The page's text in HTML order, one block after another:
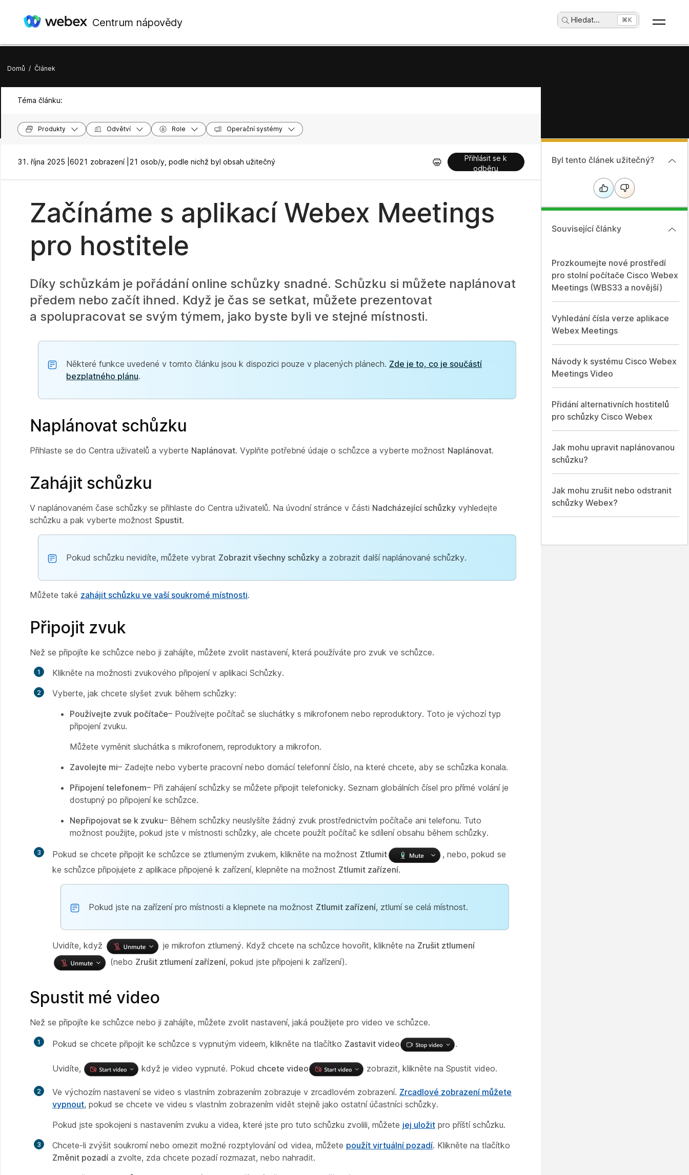
Centrum nápovědy Hledat... ⌘K
Domů / Článek
Téma článku:
Produkty Odvětví Role Operační systémy
31. října 2025 | 6021 zobrazení | 21 osob/y, podle nichž byl obsah užitečný
Přihlásit se k
odběru
Začínáme s aplikací Webex Meetings
pro hostitele
Díky schůzkám je pořádání online schůzky snadné. Schůzku si můžete naplánovat
předem nebo začít ihned. Když je čas se setkat, můžete prezentovat
a spolupracovat se svým týmem, jako byste byli ve stejné místnosti.
Některé funkce uvedené v tomto článku jsou k dispozici pouze v placených plánech. Zde je to, co je součástí
bezplatného plánu.
Naplánovat schůzku
Přihlaste se do Centra uživatelů a vyberte Naplánovat. Vyplňte potřebné údaje o schůzce a vyberte možnost Naplánovat.
Zahájit schůzku
V naplánovaném čase schůzky se přihlaste do Centra uživatelů. Na úvodní stránce v části Nadcházející schůzky vyhledejte
schůzku a pak vyberte možnost Spustit.
Pokud schůzku nevidíte, můžete vybrat Zobrazit všechny schůzky a zobrazit další naplánované schůzky.
Můžete také zahájit schůzku ve vaší soukromé místnosti.
Připojit zvuk
Než se připojíte ke schůzce nebo ji zahájíte, můžete zvolit nastavení, která používáte pro zvuk ve schůzce.
Klikněte na možnosti zvukového připojení v aplikaci Schůzky.
Vyberte, jak chcete slyšet zvuk během schůzky:
Používejte zvuk počítače– Používejte počítač se sluchátky s mikrofonem nebo reproduktory. Toto je výchozí typ
připojení zvuku.
Můžete vyměnit sluchátka s mikrofonem, reproduktory a mikrofon.
Zavolejte mi– Zadejte nebo vyberte pracovní nebo domácí telefonní číslo, na které chcete, aby se schůzka konala.
Připojení telefonem– Při zahájení schůzky se můžete připojit telefonicky. Seznam globálních čísel pro přímé volání je
dostupný po připojení ke schůzce.
Nepřipojovat se k zvuku– Během schůzky neuslyšíte žádný zvuk prostřednictvím počítače ani telefonu. Tuto
možnost použijte, pokud jste v místnosti schůzky, ale chcete použít počítač ke sdílení obsahu během schůzky.
Pokud se chcete připojit ke schůzce se ztlumeným zvukem, klikněte na možnost Ztlumit
, nebo, pokud se
ke schůzce připojujete z aplikace připojené k zařízení, klepněte na možnost Ztlumit zařízení.
Pokud jste na zařízení pro místnosti a klepnete na možnost Ztlumit zařízení, ztlumí se celá místnost.
Uvidíte, když je mikrofon ztlumený. Když chcete na schůzce hovořit, klikněte na Zrušit ztlumení
(nebo Zrušit ztlumení zařízení, pokud jste připojeni k zařízení).
Spustit mé video
Než se připojíte ke schůzce nebo ji zahájíte, můžete zvolit nastavení, jaká použijete pro video ve schůzce.
Pokud se chcete připojit ke schůzce s vypnutým videem, klikněte na tlačítko Zastavit video .
Uvidíte, když je video vypnuté. Pokud chcete video zobrazit, klikněte na Spustit video.
Ve výchozím nastavení se video s vlastním zobrazením zobrazuje v zrcadlovém zobrazení. Zrcadlové zobrazení můžete
vypnout, pokud se chcete ve videu s vlastním zobrazením vidět stejně jako ostatní účastníci schůzky.
Pokud jste spokojeni s nastavením zvuku a videa, které jste pro tuto schůzku zvolili, můžete jej uložit pro příští schůzku.
Chcete-li zvýšit soukromí nebo omezit možné rozptylování od videa, můžete použít virtuální pozadí. Klikněte na tlačítko
Změnit pozadí a zvolte, zda chcete pozadí rozmazat, nebo nahradit.
Byl tento článek užitečný?
Související články
Prozkoumejte nové prostředí
pro stolní počítače Cisco Webex
Meetings (WBS33 a novější)
Vyhledání čísla verze aplikace
Webex Meetings
Návody k systému Cisco Webex
Meetings Video
Přidání alternativních hostitelů
pro schůzky Cisco Webex
Jak mohu upravit naplánovanou
schůzku?
Jak mohu zrušit nebo odstranit
schůzky Webex?